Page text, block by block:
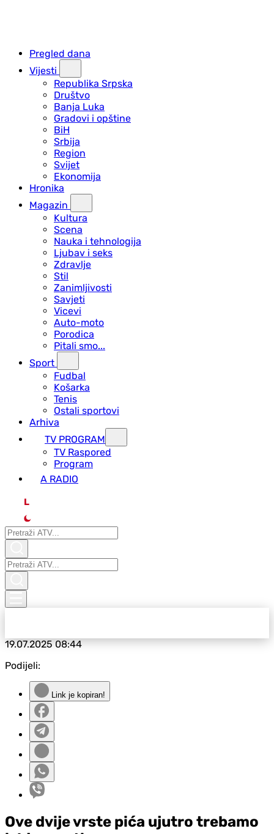
Pregled dana
Vijesti
Republika Srpska
Društvo
Banja Luka
Gradovi i opštine
BiH
Srbija
Region
Svijet
Ekonomija
Hronika
Magazin
Kultura
Scena
Nauka i tehnologija
Ljubav i seks
Zdravlje
Stil
Zanimljivosti
Savjeti
Vicevi
Auto-moto
Porodica
Pitali smo...
Sport
Fudbal
Košarka
Tenis
Ostali sportovi
Arhiva
TV PROGRAM
ТV Raspored
Program
A RADIO
L
19.07.202508:44
Podijeli:
Link je kopiran!
Ove dvije vrste pića ujutro trebamo